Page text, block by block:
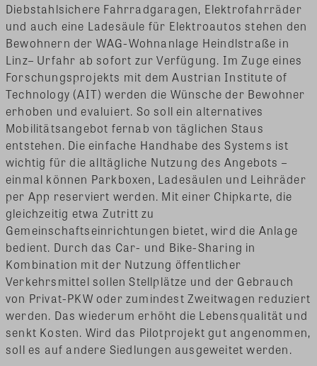
Diebstahlsichere Fahrradgaragen, Elektrofahrräder
und auch eine Ladesäule für Elektroautos stehen den
Bewohnern der WAG-Wohnanlage Heindlstraße in
Linz– Urfahr ab sofort zur Verfügung. Im Zuge eines
Forschungsprojekts mit dem Austrian Institute of
Technology (AIT) werden die Wünsche der Bewohner
erhoben und evaluiert. So soll ein alternatives
Mobilitätsangebot fernab von täglichen Staus
entstehen. Die einfache Handhabe des Systems ist
wichtig für die alltägliche Nutzung des Angebots –
einmal können Parkboxen, Ladesäulen und Leihräder
per App reserviert werden. Mit einer Chipkarte, die
gleichzeitig etwa Zutritt zu
Gemeinschaftseinrichtungen bietet, wird die Anlage
bedient. Durch das Car- und Bike-Sharing in
Kombination mit der Nutzung öffentlicher
Verkehrsmittel sollen Stellplätze und der Gebrauch
von Privat-PKW oder zumindest Zweitwagen reduziert
werden. Das wiederum erhöht die Lebensqualität und
senkt Kosten. Wird das Pilotprojekt gut angenommen,
soll es auf andere Siedlungen ausgeweitet werden.